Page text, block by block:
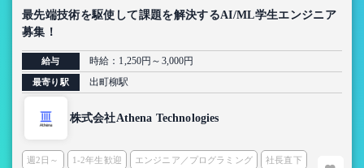
最先端技術を駆使して課題を解決するAI/ML学生エンジニア
募集！
給与 時給：1,250円～3,000円
最寄り駅 出町柳駅
株式会社Athena Technologies
週2日～ 1-2年生歓迎 エンジニア／プログラミング 社長直下